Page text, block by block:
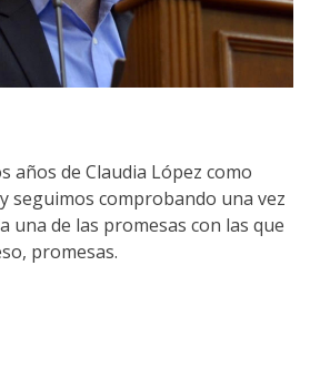
años de Claudia López como
seguimos comprobando una vez
una de las promesas con las que
promesas.